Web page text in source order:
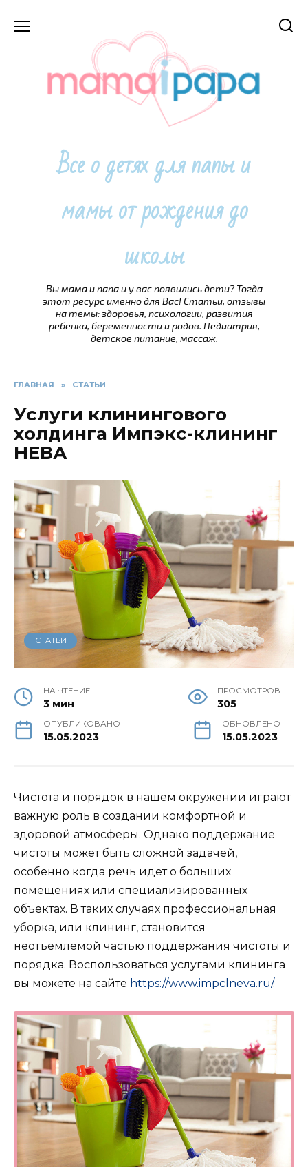
Все о детях для папы и
мамы от рождения до
школы
Вы мама и папа и у вас появились дети? Тогда
этот ресурс именно для Вас! Статьи, отзывы
на темы: здоровья, психологии, развития
ребенка, беременности и родов. Педиатрия,
детское питание, массаж.
ГЛАВНАЯ » СТАТЬИ
Услуги клинингового
холдинга Импэкс-клининг
НЕВА
СТАТЬИ
НА ЧТЕНИЕ
3 мин
ПРОСМОТРОВ
305
ОПУБЛИКОВАНО
15.05.2023
ОБНОВЛЕНО
15.05.2023
Чистота и порядок в нашем окружении играют
важную роль в создании комфортной и
здоровой атмосферы. Однако поддержание
чистоты может быть сложной задачей,
особенно когда речь идет о больших
помещениях или специализированных
объектах. В таких случаях профессиональная
уборка, или клининг, становится
неотъемлемой частью поддержания чистоты и
порядка. Воспользоваться услугами клининга
вы можете на сайте https://www.impclneva.ru/.